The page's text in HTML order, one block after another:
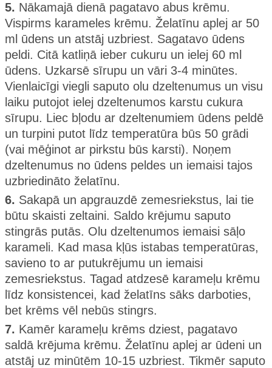
5. Nākamajā dienā pagatavo abus krēmu.
Vispirms karameles krēmu. Želatīnu aplej ar 50
ml ūdens un atstāj uzbriest. Sagatavo ūdens
peldi. Citā katliņā ieber cukuru un ielej 60 ml
ūdens. Uzkarsē sīrupu un vāri 3-4 minūtes.
Vienlaicīgi viegli saputo olu dzeltenumus un visu
laiku putojot ielej dzeltenumos karstu cukura
sīrupu. Liec bļodu ar dzeltenumiem ūdens peldē
un turpini putot līdz temperatūra būs 50 grādi
(vai mēģinot ar pirkstu būs karsti). Noņem
dzeltenumus no ūdens peldes un iemaisi tajos
uzbriedināto želatīnu.
6. Sakapā un apgrauzdē zemesriekstus, lai tie
būtu skaisti zeltaini. Saldo krējumu saputo
stingrās putās. Olu dzeltenumos iemaisi sāļo
karameli. Kad masa kļūs istabas temperatūras,
savieno to ar putukrējumu un iemaisi
zemesriekstus. Tagad atdzesē karameļu krēmu
līdz konsistencei, kad želatīns sāks darboties,
bet krēms vēl nebūs stingrs.
7. Kamēr karameļu krēms dziest, pagatavo
saldā krējuma krēmu. Želatīnu aplej ar ūdeni un
atstāj uz minūtēm 10-15 uzbriest. Tikmēr saputo